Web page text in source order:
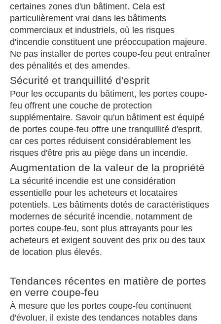
certaines zones d'un bâtiment. Cela est
particulièrement vrai dans les bâtiments
commerciaux et industriels, où les risques
d'incendie constituent une préoccupation majeure.
Ne pas installer de portes coupe-feu peut entraîner
des pénalités et des amendes.
Sécurité et tranquillité d'esprit
Pour les occupants du bâtiment, les portes coupe-
feu offrent une couche de protection
supplémentaire. Savoir qu'un bâtiment est équipé
de portes coupe-feu offre une tranquillité d'esprit,
car ces portes réduisent considérablement les
risques d'être pris au piège dans un incendie.
Augmentation de la valeur de la propriété
La sécurité incendie est une considération
essentielle pour les acheteurs et locataires
potentiels. Les bâtiments dotés de caractéristiques
modernes de sécurité incendie, notamment de
portes coupe-feu, sont plus attrayants pour les
acheteurs et exigent souvent des prix ou des taux
de location plus élevés.
Tendances récentes en matière de portes
en verre coupe-feu
À mesure que les portes coupe-feu continuent
d'évoluer, il existe des tendances notables dans